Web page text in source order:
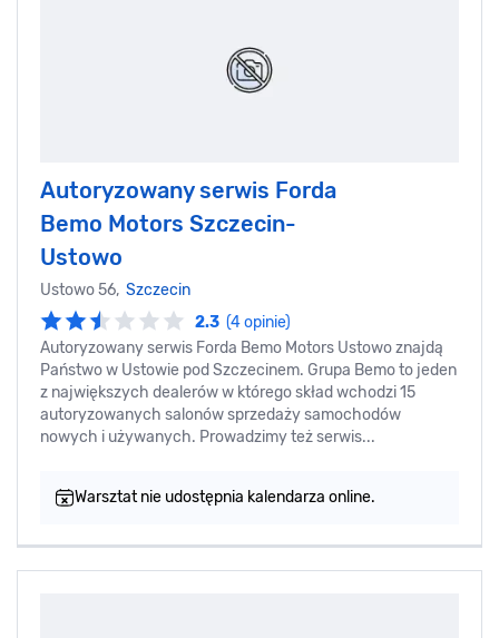
Autoryzowany serwis Forda
Bemo Motors Szczecin-
Ustowo
Ustowo 56, Szczecin
2.3 (4 opinie)
Autoryzowany serwis Forda Bemo Motors Ustowo znajdą
Państwo w Ustowie pod Szczecinem. Grupa Bemo to jeden
z największych dealerów w którego skład wchodzi 15
autoryzowanych salonów sprzedaży samochodów
nowych i używanych. Prowadzimy też serwis...
Warsztat nie udostępnia kalendarza online.